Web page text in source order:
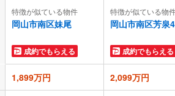
特徴が似ている物件
岡山市南区妹尾
成約でもらえる
特徴が似ている物
岡山市南区芳泉
成約でもらえる
1,899万円 2,099万円